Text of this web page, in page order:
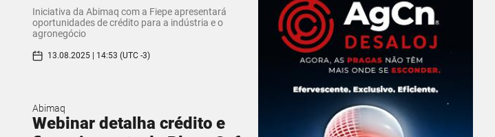
Iniciativa da Abimaq com a Fiepe apresentará
oportunidades de crédito para a indústria e o
agronegócio
13.08.2025 | 14:53 (UTC -3)
Abimaq
Webinar detalha crédito e